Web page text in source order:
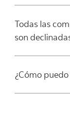
Todas las
son
¿Cómo